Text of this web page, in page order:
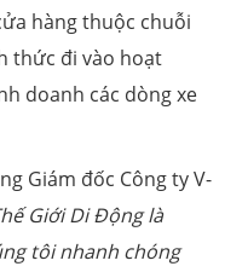
hàng thuộc chuỗi
thức đi vào hoạt
doanh các dòng xe
Giám đốc Công ty V-
Giới DiĐộng là
tôinhanh chóng